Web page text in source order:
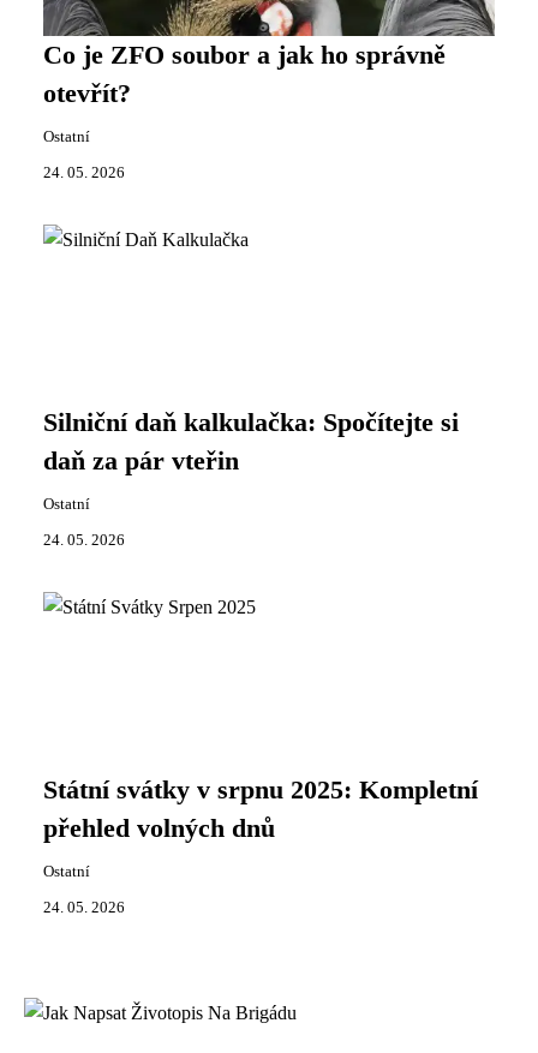
Co je ZFO soubor a jak ho správně
otevřít?
Ostatní
24. 05. 2026
Silniční daň kalkulačka: Spočítejte si
daň za pár vteřin
Ostatní
24. 05. 2026
Státní svátky v srpnu 2025: Kompletní
přehled volných dnů
Ostatní
24. 05. 2026